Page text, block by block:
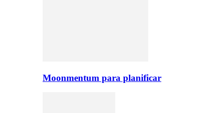
Moonmentum para planificar